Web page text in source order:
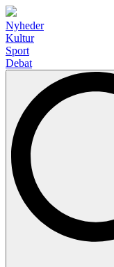
Nyheder
Kultur
Sport
Debat